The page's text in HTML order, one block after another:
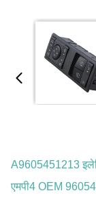
A9605451213
एमपी4 OEM